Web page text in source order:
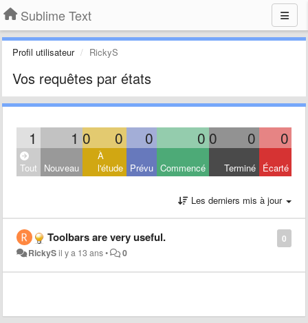
Sublime Text
Profil utilisateur RickyS
Vos requêtes par états
1 1 0 0 0 0 0 0 0
Tout Nouveau
À
l'étude Prévu Commencé Terminé Écarté
Les derniers mis à jour
0
Toolbars are very useful.
RickySil y a 13 ans• 0